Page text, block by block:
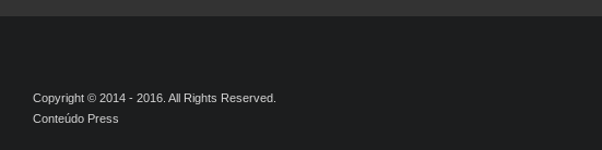
Copyright © 2014 - 2016. All Rights Reserved.
Conteúdo Press